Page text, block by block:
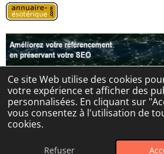
Ce site Web utilise des cookies
votre expérience et afficher des
personnalisées. En cliquant sur
vous consentez à l'utilisation de
cookies.
Refuser
© 2024 - 2026 Les portes de l'au-
Propulsé parWebador